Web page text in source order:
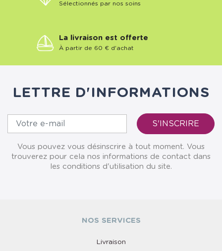
Sélectionnés par nos soins
La livraison est offerte
À partir de 60 € d'achat
LETTRE D'INFORMATIONS
Vous pouvez vous désinscrire à tout moment. Vous
trouverez pour cela nos informations de contact dans
les conditions d'utilisation du site.
NOS SERVICES
Livraison